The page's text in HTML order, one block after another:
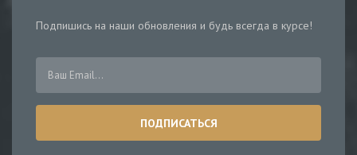
Подпишись на наши обновления и будь всегда в курсе!